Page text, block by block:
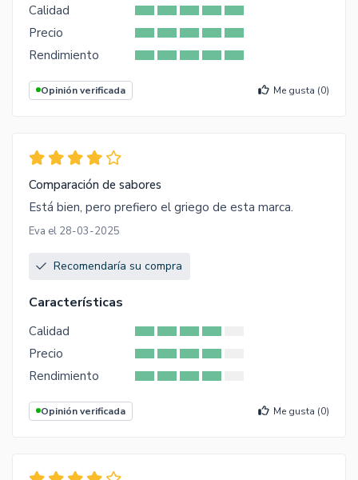
Calidad
Precio
Rendimiento
Opinión verificada Me gusta (0)
Comparación de sabores
Está bien, pero prefiero el griego de esta marca.
Eva el 28-03-2025
Recomendaría su compra
Características
Calidad
Precio
Rendimiento
Opinión verificada Me gusta (0)